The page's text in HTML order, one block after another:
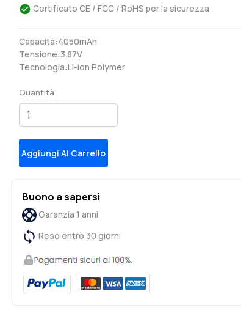
Certificato CE / FCC / RoHS per la sicurezza
Capacità:4050mAh
Tensione:3.87V
Tecnologia:Li-ion Polymer
Quantità
Aggiungi Al Carrello
Buono a sapersi
Garanzia 1 anni
Reso entro 30 giorni